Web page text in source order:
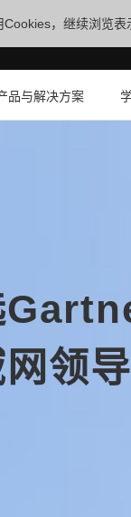
Cookies，继续浏览表
品与解决方案
领